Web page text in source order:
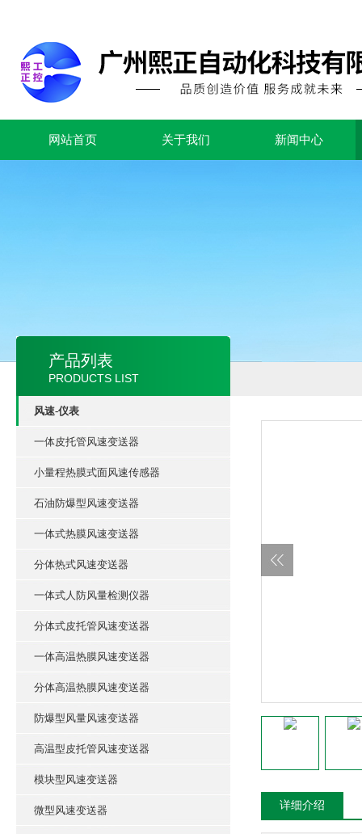
网站首页 关于我们 新闻中心
产品列表
PRODUCTS LIST
风速-仪表
一体皮托管风速变送器
小量程热膜式面风速传感器
石油防爆型风速变送器
一体式热膜风速变送器
分体热式风速变送器
一体式人防风量检测仪器
分体式皮托管风速变送器
一体高温热膜风速变送器
分体高温热膜风速变送器
防爆型风量风速变送器
高温型皮托管风速变送器
模块型风速变送器
微型风速变送器 详细介绍